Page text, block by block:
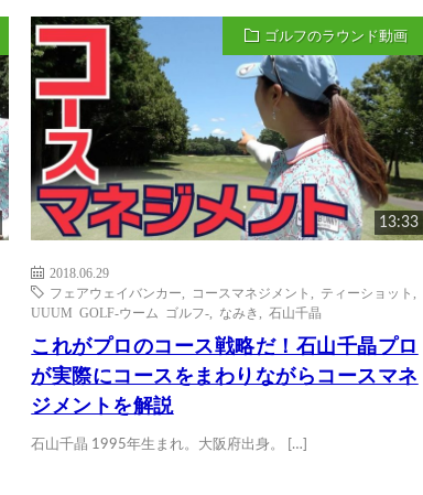
ゴルフのラウンド動画
13:33
2018.06.29
フェアウェイバンカー
コースマネジメント ティーショット
UUUM GOLF-ウーム ゴルフ-
なみき ,石山千晶
これがプロのコース戦略だ！石山千晶プロ
が実際にコースをまわりながらコースマネ
ジメントを解説
石山千晶 1995年生まれ。大阪府出身。 […]